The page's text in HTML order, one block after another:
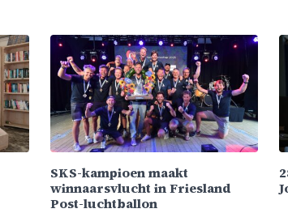
SKS-kampioen maakt
winnaarsvlucht in Friesland
Post-luchtballon